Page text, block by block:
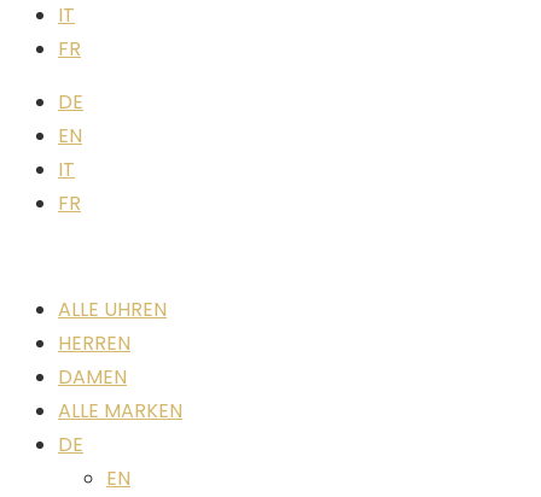
IT
FR
DE
EN
IT
FR
ALLE UHREN
HERREN
DAMEN
ALLE MARKEN
DE
EN